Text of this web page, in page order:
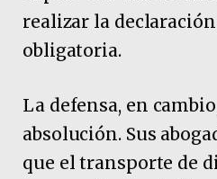
realizar la
obligatoria.
La defensa, en
absolución. Sus
que el transporte de